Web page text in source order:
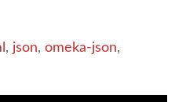
, json, omeka-json,